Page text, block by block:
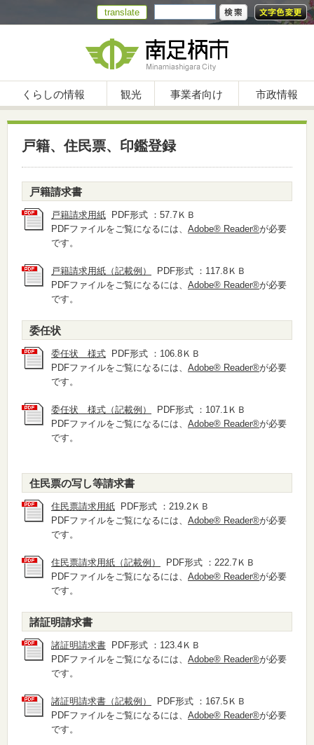
translate
くらしの情報 観光 事業者向け 市政情報
戸籍、住民票、印鑑登録
戸籍請求書
戸籍請求用紙 PDF形式 ：57.7ＫＢ
PDFファイルをご覧になるには、 Adobe® Reader®が必要
です。
戸籍請求用紙（記載例）
PDF形式 ：117.8ＫＢ
PDFファイルをご覧になるには、 Adobe® Reader®が必要
です。
委任状
委任状 様式 PDF形式 ：106.8ＫＢ
PDFファイルをご覧になるには、 Adobe® Reader®が必要
です。
委任状 様式（記載例）
PDF形式 ：107.1ＫＢ
PDFファイルをご覧になるには、 Adobe® Reader®が必要
です。
住民票の写し等請求書
住民票請求用紙 PDF形式 ：219.2ＫＢ
PDFファイルをご覧になるには、 Adobe® Reader®が必要
です。
住民票請求用紙（記載例）
PDF形式 ：222.7ＫＢ
PDFファイルをご覧になるには、 Adobe® Reader®が必要
です。
諸証明請求書
諸証明請求書 PDF形式 ：123.4ＫＢ
PDFファイルをご覧になるには、 Adobe® Reader®が必要
です。
諸証明請求書（記載例）
PDF形式 ：167.5ＫＢ
PDFファイルをご覧になるには、 Adobe® Reader®が必要
です。